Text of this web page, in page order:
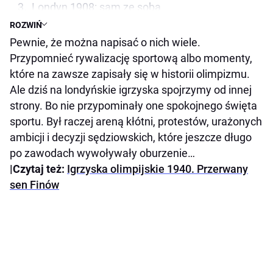
ROZWIŃ
Londyn 1908: sam ze sobą
Gaidzik z polską krwią
Pewnie, że można napisać o nich wiele.
Przypomnieć rywalizację sportową albo momenty,
które na zawsze zapisały się w historii olimpizmu.
Ale dziś na londyńskie igrzyska spojrzymy od innej
strony. Bo nie przypominały one spokojnego święta
sportu. Był raczej areną kłótni, protestów, urażonych
ambicji i decyzji sędziowskich, które jeszcze długo
po zawodach wywoływały oburzenie…
|Czytaj też: Igrzyska olimpijskie 1940. Przerwany
sen Finów